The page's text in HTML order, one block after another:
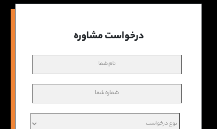
درخواست مشاوره